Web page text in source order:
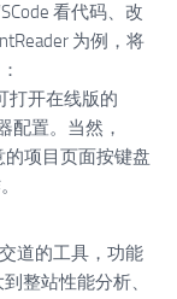
看代码、改
为例，将
打开在线版的
配置。当然，
的项目页面按键盘
道的工具，功能
整站性能分析、